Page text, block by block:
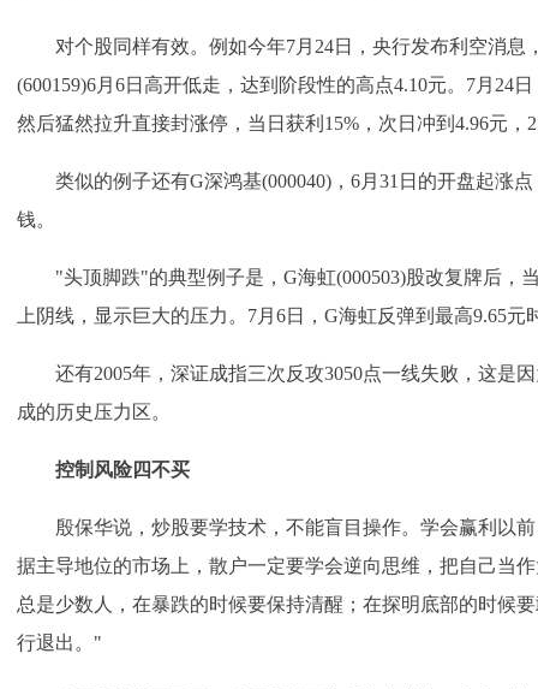
对个股同样有效。例如今年7月24日，央行发布利空消息
(600159)6月6日高开低走，达到阶段性的高点4.10元。7月24
然后猛然拉升直接封涨停 ，当日获利15%，次日冲到4.96元，
类似的例子还有G深鸿基(000040)，6月31日的开盘起涨点
钱。
"头顶脚跌"的典型例子是，G海虹(000503)股改复牌后，
上阴线，显示巨大的压力。7月6日，G海虹反弹到最高9.65
还有2005年，深证成指三次反攻3050点一线失败，这是因
成的历史压力区。
控制风险四不买
殷保华说，炒股要学技术，不能盲目操作。学会赢利以前
据主导地位的市场上，散户一定要学会逆向思维，把自己当
总是少数人，在暴跌的时候要保持清醒；在探明底部的时候
行退出。"